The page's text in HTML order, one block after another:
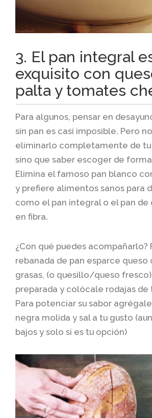
3. El pan integral
exquisito con
palta y tomates
Para algunos, pensar en
sin pan es casi imposible. Pero
eliminarlo completamente de
sino que saber escoger de
Elimina el famoso pan blanco
y prefiere alimentos sanos para
como el pan integral o el pan
en fibra.
¿Con qué puedes acompañarlo?
rebanada de pan esparce queso
grasas, (o quesillo/queso
preparada y colócale rodajas
Para potenciar su sabor
negra molida y sal a tu gusto
bajos y solo si es tu opción)